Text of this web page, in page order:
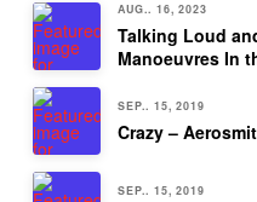
AUG.. 16, 2023
Talking Loud
Manoeuvres In
SEP.. 15, 2019
Crazy –
SEP.. 15, 2019